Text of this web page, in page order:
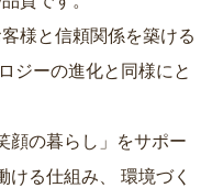
様と信頼関係を築ける
顔の暮らし」をサポー
ける仕組み、